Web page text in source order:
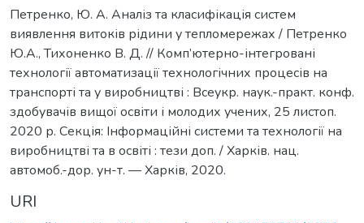
Петренко, Ю. А. Аналіз та класифікація систем
виявлення витоків рідини у тепломережах / Петренко
Ю.А., Тихоненко В. Д. // Комп’ютерно-інтегровані
технології автоматизації технологічних процесів на
транспорті та у виробництві : Всеукр. наук.-практ. конф.
здобувачів вищої освіти і молодих учених, 25 листоп.
2020 р. Секція: Інформаційні системи та технології на
виробництві та в освіті : тези доп. / Харків. нац.
автомоб.-дор. ун-т. — Харків, 2020.
URI